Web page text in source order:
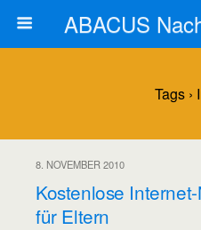
Tags ›
8. NOVEMBER 2010
Kostenlose
für Eltern